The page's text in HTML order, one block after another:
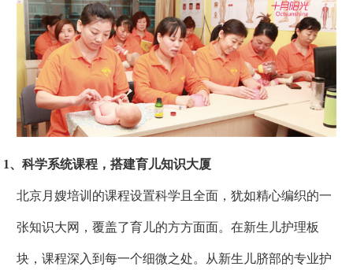
1、科学系统课程，搭建育儿知识大厦
北京月嫂培训的课程设置科学且全面，犹如精心编织的一
张知识大网，覆盖了育儿的方方面面。在新生儿护理板
块，课程深入到每一个细微之处。从新生儿脐部的专业护